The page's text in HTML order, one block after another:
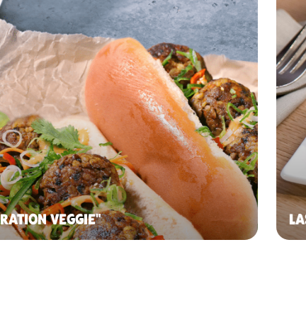
VEGGIE"